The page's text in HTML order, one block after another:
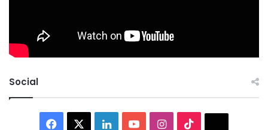
Social
Facebook LinkedInYouTubeInstagram